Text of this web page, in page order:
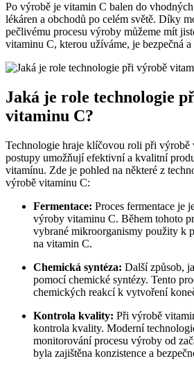
Po výrobě je vitamin C balen do
lékáren a obchodů po celém světě. Díky
pečlivému procesu výroby můžeme mít
vitaminu C, kterou užíváme, je bezpečná
Jaká je role technologie
vitaminu C?
Technologie hraje klíčovou roli při
postupy umožňují efektivní a kvalitní
vitamínu. Zde je pohled na některé z
výrobě vitaminu C:
Fermentace: Proces fermentace je
výroby vitaminu C. Během tohoto
vybrané mikroorganismy použity k
na vitamin C.
Chemická syntéza: Další způsob,
pomocí chemické syntézy. Tento
chemických reakcí k vytvoření
Kontrola kvality: Při výrobě
kontrola kvality. Moderní
monitorování procesu výroby od
byla zajištěna konzistence a